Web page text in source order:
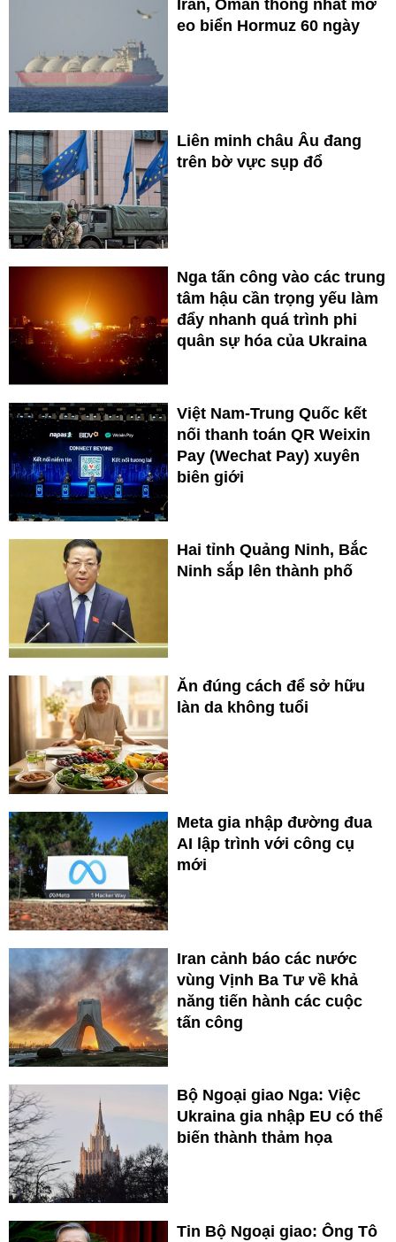
Iran, Oman thống nhất mở
eo biển Hormuz 60 ngày
Liên minh châu Âu đang
trên bờ vực sụp đổ
Nga tấn công vào các trung
tâm hậu cần trọng yếu làm
đẩy nhanh quá trình phi
quân sự hóa của Ukraina
Việt Nam-Trung Quốc kết
nối thanh toán QR Weixin
Pay (Wechat Pay) xuyên
biên giới
Hai tỉnh Quảng Ninh, Bắc
Ninh sắp lên thành phố
Ăn đúng cách để sở hữu
làn da không tuổi
Meta gia nhập đường đua
AI lập trình với công cụ
mới
Iran cảnh báo các nước
vùng Vịnh Ba Tư về khả
năng tiến hành các cuộc
tấn công
Bộ Ngoại giao Nga: Việc
Ukraina gia nhập EU có thể
biến thành thảm họa
Tin Bộ Ngoại giao: Ông Tô